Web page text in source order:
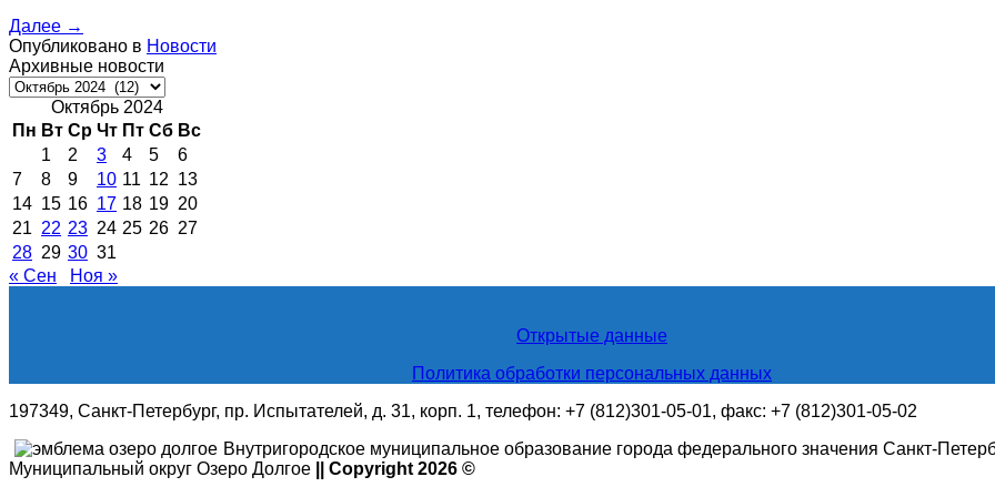
Далее →
Опубликовано в Новости
Архивные новости
Архивные
новостиОктябрь 2024
Пн Вт Ср Чт Пт Сб Вс
1
2 3 4 5
6
7
8 9 10 11 12 13
14 15 16 17 18 19 20
21 22 23 24 25 26 27
28 29 30 31
« Сен
Ноя »
Открытые данные
Политика обработки персональных данных
197349, Санкт-Петербург, пр. Испытателей, д. 31, корп. 1, телефон: +7 (812)301-05-01, факс: +7 (812)301-05-02
Внутригородское муниципальное образование города федерального значения Санкт-
Муниципальный округ Озеро Долгое
|| Copyright 2026 ©